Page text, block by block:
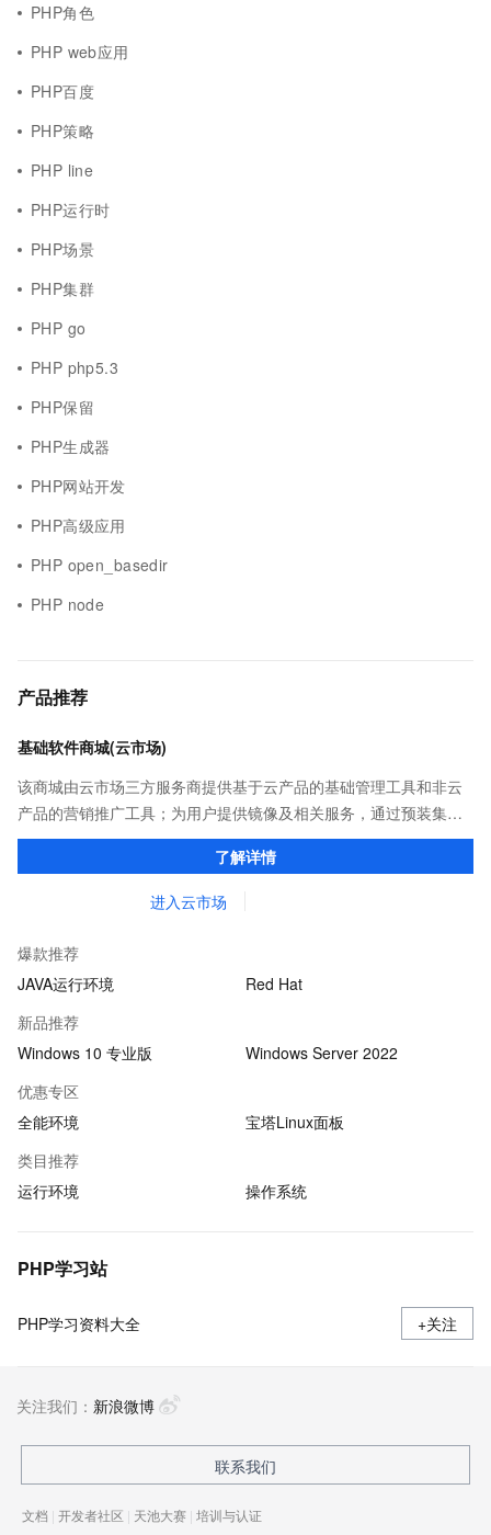
PHP角色
PHP web应用
PHP百度
PHP策略
PHP line
PHP运行时
PHP场景
PHP集群
PHP go
PHP php5.3
PHP保留
PHP生成器
PHP网站开发
PHP高级应用
PHP open_basedir
PHP node
产品推荐
基础软件商城(云市场)
该商城由云市场三方服务商提供基于云产品的基础管理工具和非云
产品的营销推广工具；为用户提供镜像及相关服务，通过预装集成
环境及软件，实现云服务器即开即于阿里云的独立软件类，包括商
业软件、系统软件、营销软件等。了解详情
进入云市场
爆款推荐
JAVA运行环境
Red Hat
新品推荐
Windows 10 专业版
Windows Server 2022
优惠专区
全能环境
宝塔Linux面板
类目推荐
运行环境
操作系统
PHP学习站
PHP学习资料大全 +关注
关注我们： 新浪微博
联系我们
文档 | 开发者社区 | 天池大赛 | 培训与认证